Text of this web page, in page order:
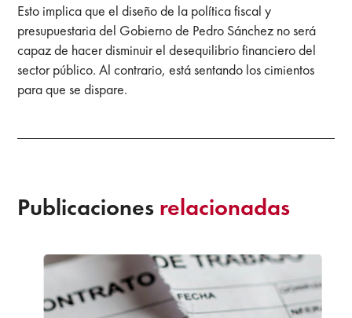
Esto implica que el diseño de la política fiscal y
presupuestaria del Gobierno de Pedro Sánchez no será
capaz de hacer disminuir el desequilibrio financiero del
sector público. Al contrario, está sentando los cimientos
para que se dispare.
Publicaciones relacionadas